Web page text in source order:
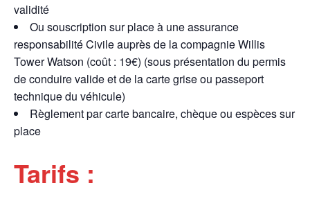
validité
Ou souscription sur place à une assurance
responsabilité Civile auprès de la compagnie Willis
Tower Watson (coût : 19€) (sous présentation du permis
de conduire valide et de la carte grise ou passeport
technique du véhicule)
Règlement par carte bancaire, chèque ou espèces sur
place
Tarifs :